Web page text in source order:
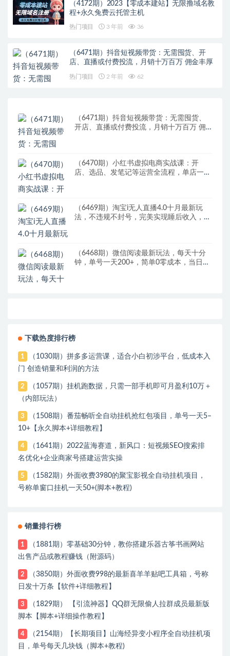
（4172期）2023【零成本建站】无限撸域名教
程+永久兔费云托管主机
热门项目 3 年前 36
（6471期）抖音短视频带货：无需囤货、开
店、直播或付费投流，月销十万百万 佣金丰厚
热门项目 2 年前 62
（6471期）抖音短视频带货：无需囤货、
开店、直播或付费投流，月销十万百万 佣
（6470期）小红书虚拟电商实战课：开
店、选品、发笔记等运营全流程，单店一天
（6469期）淘宝i无人直播4.0十月最新玩
法，不违规不封号，完美实现睡后收入，日
（6468期）微信阅读最新玩法，每天十分
钟，单号一天200+，简单0零成本，当日提
下载热度排行榜
1
（1030期）拼多多运营课，适合小白初涉平台，低成本入
门 创造销量和利润的方法
2
（1057期）挂机跑数据，只需一部手机即可月盈利10万＋
（内部玩法）
3
（1508期）番茄畅听全自动挂机抢红包项目，单号一天5–
10+【永久脚本+详细教程】
4
（1641期）2022蓝海赛道，新风口：短视频SEO搜索排
名优化+企业商家号搭建运营实操
5
（1582期）外面收费3980的聚宝影视全自动挂机项目，
号称单窗口挂机一天50+(脚本+教程)
销量排行榜
1
（1881期）零基础30分钟，教你搭建乐器古筝书画网站
出售产品或教程赚钱（附源码）
2
（3850期）外面收费998的最新喜羊羊贴吧工具箱，号称
日发十万条【软件+详细教程】
3
（1829期） 【引流神器】QQ群无限偷人拉群成员最新版
脚本【脚本+详细操作教程】
4
（2154期）【长期项目】山海经异变小程序全自动挂机项
目，单号每天几块钱（脚本+教程)